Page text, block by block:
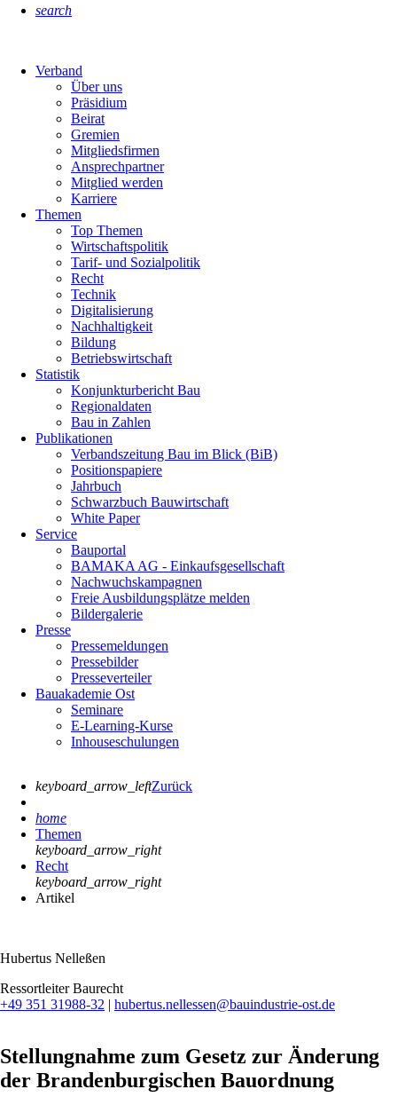
search
Verband
Über uns
Präsidium
Beirat
Gremien
Mitgliedsfirmen
Ansprechpartner
Mitglied werden
Karriere
Themen
Top Themen
Wirtschaftspolitik
Tarif- und Sozialpolitik
Recht
Technik
Digitalisierung
Nachhaltigkeit
Bildung
Betriebswirtschaft
Statistik
Konjunkturbericht Bau
Regionaldaten
Bau in Zahlen
Publikationen
Verbandszeitung Bau im Blick (BiB)
Positionspapiere
Jahrbuch
Schwarzbuch Bauwirtschaft
White Paper
Service
Bauportal
BAMAKA AG - Einkaufsgesellschaft
Nachwuchskampagnen
Freie Ausbildungsplätze melden
Bildergalerie
Presse
Pressemeldungen
Pressebilder
Presseverteiler
Bauakademie Ost
Seminare
E-Learning-Kurse
Inhouseschulungen
keyboard_arrow_leftZurück
home
Themen
keyboard_arrow_right
Recht
keyboard_arrow_right
Artikel
Hubertus Nelleßen
Ressortleiter Baurecht
+49 351 31988-32 | hubertus.nellessen@bauindustrie-ost.de
Stellungnahme zum Gesetz zur Änderung
der Brandenburgischen Bauordnung